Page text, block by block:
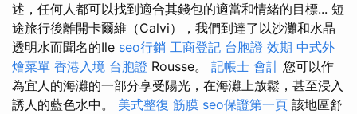
述，任何人都可以找到適合其錢包的適當和情緒的目標... 短
途旅行後離開卡爾維（Calvi），我們到達了以沙灘和水晶
透明水而聞名的Ile seo行銷 工商登記 台胞證 效期 中式外
燴菜單 香港入境 台胞證 Rousse。 記帳士 會計 您可以作
為宜人的海灘的一部分享受陽光，在海灘上放鬆，甚至浸入
誘人的藍色水中。 美式整復 筋膜 seo保證第一頁 該地區舒